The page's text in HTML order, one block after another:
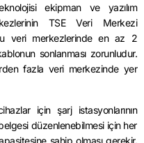
ekipman ve yazılım
TSE Veri Merkezi
veri merkezlerinde en az 2
sonlanması zorunludur.
fazla veri merkezinde yer
için şarj istasyonlarının
düzenlenebilmesi için her
sahip olması gerekir.